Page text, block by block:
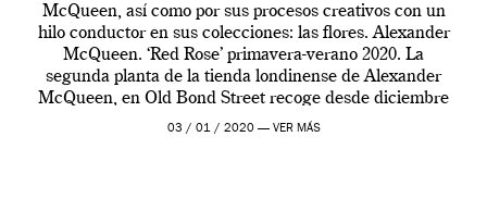
McQueen, así como por sus procesos creativos con un
hilo conductor en sus colecciones: las flores. Alexander
McQueen. ‘Red Rose’ primavera-verano 2020. La
segunda planta de la tienda londinense de Alexander
McQueen, en Old Bond Street recoge desde diciembre
de 2019 hasta final de abril […]
03 / 01 / 2020 — VER MÁS